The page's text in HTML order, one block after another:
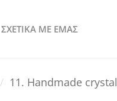
ΣΧΕΤΙΚΑ ΜΕ ΕΜΑΣ
/ 11. Handmade crystal